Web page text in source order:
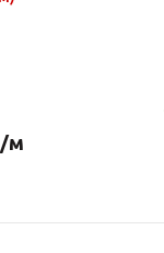
/м